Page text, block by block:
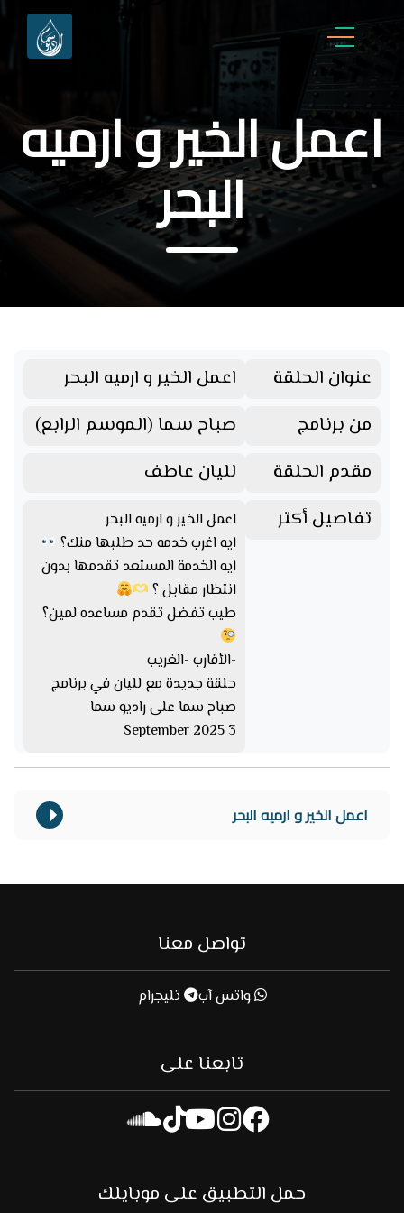
اعمل الخير و ارميه
البحر
عنوان الحلقة
اعمل الخير و ارميه البحر
من برنامج
صباح سما (الموسم الرابع)
مقدم الحلقة
لليان عاطف
تفاصيل أكتر
اعمل الخير و ارميه البحر
ايه اغرب خدمه حد طلبها منك؟
ايه الخدمة المستعد تقدمها بدون
انتظار مقابل ؟
طيب تفضل تقدم مساعده لمين؟
-الأقارب -الغريب
حلقة جديدة مع لليان في برنامج
صباح سما على راديو سما
3 September 2025
اعمل الخير و ارميه البحر
تواصل معنا
واتس آب تليجرام
تابعنا على
حمل التطبيق على موبايلك